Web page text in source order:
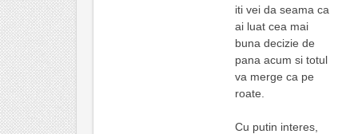
iti vei da seama ca
ai luat cea mai
buna decizie de
pana acum si totul
va merge ca pe
roate.
Cu putin interes,